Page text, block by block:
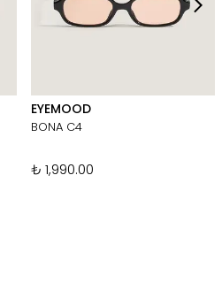
EYEMOOD
BONA C4
₺ 1,990.00